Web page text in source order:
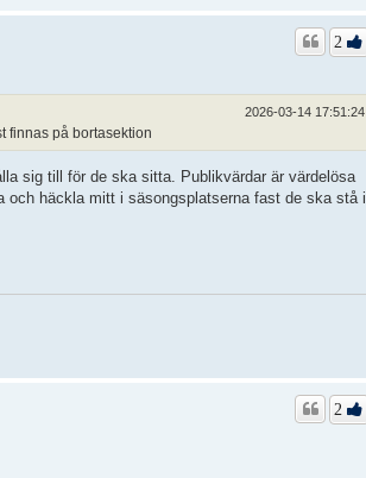
2
2026-03-14 17:51:24
finnas på bortasektion
sig till för de ska sitta. Publikvärdar är värdelösa
och häckla mitt i säsongsplatserna fast de ska stå i
2